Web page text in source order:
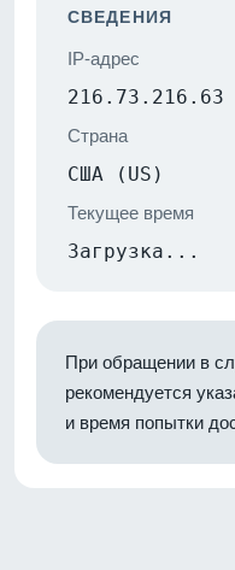
СВЕДЕНИЯ
IP-адрес
216.73.216.63
Страна
США (US)
Текущее время
Загрузка...
При обращении в
рекомендуется
и время попытки